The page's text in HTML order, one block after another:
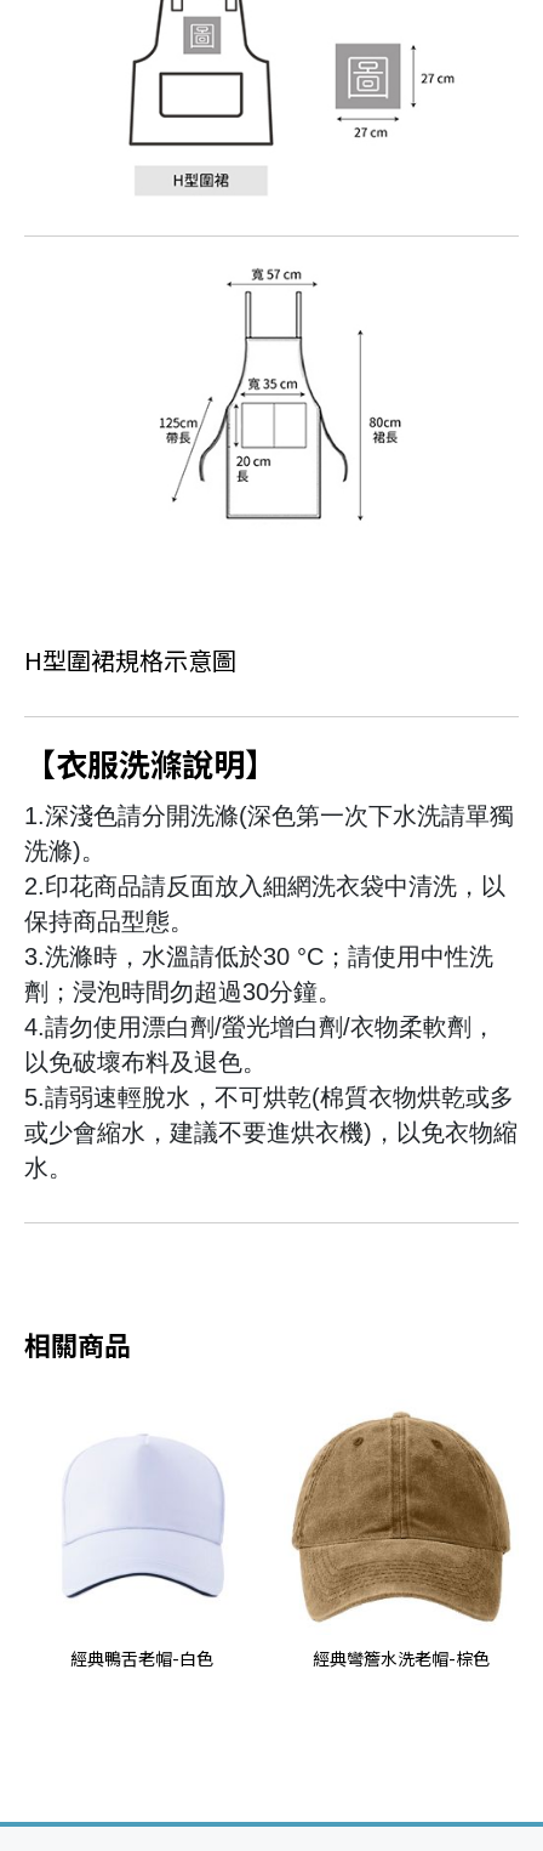
H型圍裙規格示意圖
【衣服洗滌說明】
1.深淺色請分開洗滌(深色第一次下水洗請單獨
洗滌)。
2.印花商品請反面放入細網洗衣袋中清洗，以
保持商品型態。
3.洗滌時，水溫請低於30 °C；請使用中性洗
劑；浸泡時間勿超過30分鐘。
4.請勿使用漂白劑/螢光增白劑/衣物柔軟劑，
以免破壞布料及退色。
5.請弱速輕脫水，不可烘乾(棉質衣物烘乾或多
或少會縮水，建議不要進烘衣機)，以免衣物縮
水。
相關商品
經典鴨舌老帽-白色 經典彎簷水洗老帽-棕色